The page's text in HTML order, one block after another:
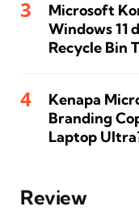
Microsoft
Windows 11
Recycle Bin
Kenapa
Branding
Laptop
Review